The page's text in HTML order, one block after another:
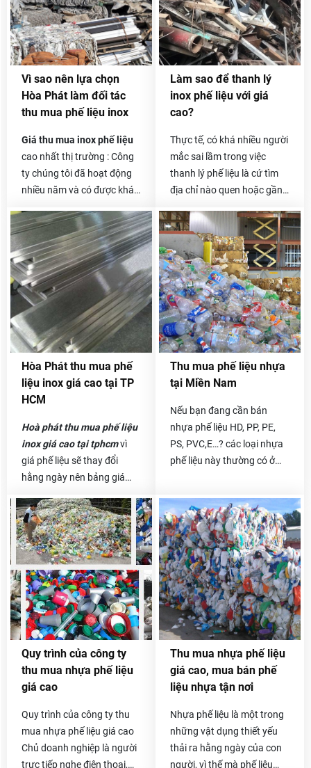
Vì sao nên lựa chọn
Hòa Phát làm đối tác
thu mua phế liệu inox
Giá thu mua inox phế liệu
cao nhất thị trường : Công
ty chúng tôi đã hoạt động
nhiều năm và có được khá
thu mua phế liệu lớn ở cả
trong và ngoài nước. Được
hỗ trợ từ các doanh nghiệp
lớn, có nhà máy xử lý phế
liệu nên giá thu mua của
Hòa Phát luôn cao hơn rất
nhiều.
Làm sao để thanh lý
inox phế liệu với giá
cao?
Thực tế, có khá nhiều người
mắc sai lầm trong việc
thanh lý phế liệu là cứ tìm
địa chỉ nào quen hoặc gần
Thêm vào đó, việc không
xác minh là đại lý đó có uy
tín hay không, phương thức
làm việc như thế nào sẽ
khiến bạn dễ bị “mắc bẫy”.
Những đại lý nhỏ thường có
giá thu mua phế liệu inox
hay tất cả các mặt hàng
và phải trải qua rất nhiều
địa chỉ khác trước khi tới
được kho bãi. Người thanh
lý “vô tình” phải chịu cả chi
phí vận chuyển dẫn đến giá
cả thanh lý bị giảm đi đáng
chỉ công ty lớn trên thị
trường.
Hòa Phát thu mua phế
liệu inox giá cao tại TP
HCM
Hoà phát thu mua phế liệu
inox giá cao tại tphcmvì
giá phế liệu sẽ thay đổi
hằng ngày nên bảng giá
tính chất tham khảo.
Chúng tôi luôn thu mua giá
cao và công khai bảng giá
để quý khách hàng có thể
tham khảo, so sánh. Để biết
chính xác giá inox phế liệu
hôm nay bao tiền 1kg thì
quý khách có thể gọi trực
0985.050.716 -
0912.009.526 .
Thu mua phế liệu nhựa
tại Miền Nam
Nếu bạn đang cần bán
nhựa phế liệu HD, PP, PE,
PS, PVC,E…? các loại nhựa
phế liệu này thường có ở
phẩm có một số bộ phận
bằng nhựa..Công ty thu
mua phế liệu Hòa Phát
chuyên thu mua nhựa phế
liệu giá tốt. Tất cả các
chủng loại phế liệu nhựa
PVC, HD, PE, PS, PP thường
có ở các công ty, xưởng sản
được chúng tôi thu mua lại
với giá cao và cạnh tranh
nhất trên thị trường.
Quy trình của công ty
thu mua nhựa phế liệu
giá cao
Quy trình của công ty thu
mua nhựa phế liệu giá cao
Chủ doanh nghiệp là người
trực tiếp nghe điện thoại,
Thu mua nhựa phế liệu
giá cao, mua bán phế
liệu nhựa tận nơi
Nhựa phế liệu là một trong
những vật dụng thiết yếu
thải ra hằng ngày của con
người, vì thế mà phế liệu